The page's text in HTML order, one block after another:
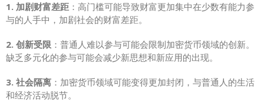
1. 加剧财富差距 ：高门槛可能导致财富更加集中在少数有能力参
与的人手中，加剧社会的财富差距。
2. 创新受限 ：普通人难以参与可能会限制加密货币领域的创新。
缺乏多元化的参与可能会减少新思想和新应用的出现。
3. 社会隔离 ：加密货币领域可能变得更加封闭，与普通人的生活
和经济活动脱节。